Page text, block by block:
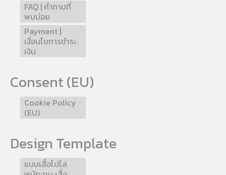
FAQ | คำถามที่
พบบ่อย
Payment |
เงื่อนไขการชำระ
เงิน
Consent (EU)
Cookie Policy
(EU)
Design Template
แบบเสื้อโปโล